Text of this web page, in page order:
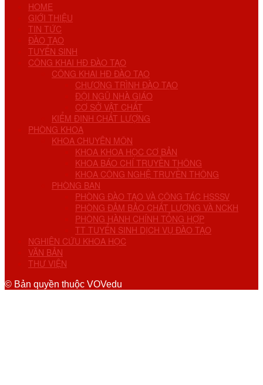
HOME
GIỚI THIỆU
TIN TỨC
ĐÀO TẠO
TUYỂN SINH
CÔNG KHAI HĐ ĐÀO TẠO
CÔNG KHAI HĐ ĐÀO TẠO
CHƯƠNG TRÌNH ĐÀO TẠO
ĐỘI NGŨ NHÀ GIÁO
CƠ SỞ VẬT CHẤT
KIỂM ĐỊNH CHẤT LƯỢNG
PHÒNG KHOA
KHOA CHUYÊN MÔN
KHOA KHOA HỌC CƠ BẢN
KHOA BÁO CHÍ TRUYỀN THÔNG
KHOA CÔNG NGHỆ TRUYỀN THÔNG
PHÒNG BAN
PHÒNG ĐÀO TẠO VÀ CÔNG TÁC HSSSV
PHÒNG ĐẢM BẢO CHẤT LƯỢNG VÀ NCKH
PHÒNG HÀNH CHÍNH TỔNG HỢP
TT TUYỂN SINH DỊCH VỤ ĐÀO TẠO
NGHIÊN CỨU KHOA HỌC
VĂN BẢN
THƯ VIỆN
© Bản quyền thuộc VOVedu